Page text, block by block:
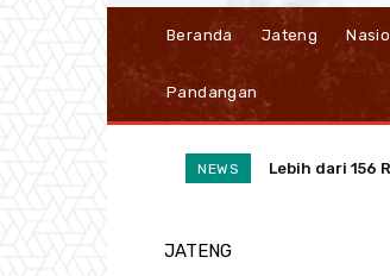
Beranda Jateng
Pandangan
NEWS Lebih dari 156
JATENG